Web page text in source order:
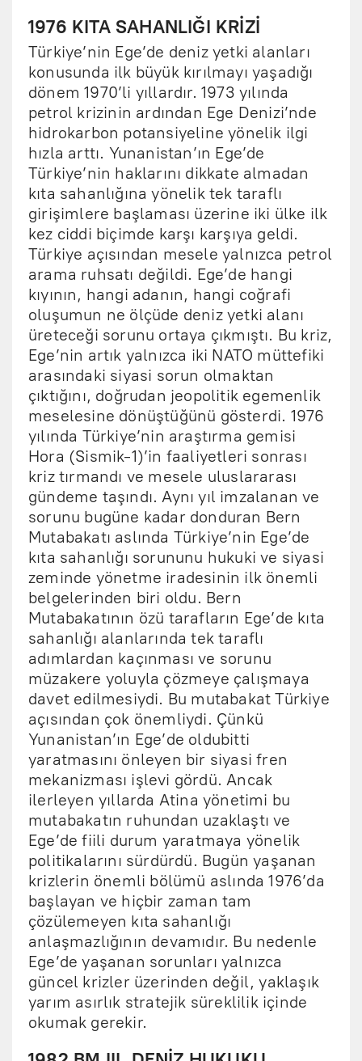
1976 KITA SAHANLIĞI KRİZİ
Türkiye’nin Ege’de deniz yetki alanları
konusunda ilk büyük kırılmayı yaşadığı
dönem 1970’li yıllardır. 1973 yılında
petrol krizinin ardından Ege Denizi’nde
hidrokarbon potansiyeline yönelik ilgi
hızla arttı. Yunanistan’ın Ege’de
Türkiye’nin haklarını dikkate almadan
kıta sahanlığına yönelik tek taraflı
girişimlere başlaması üzerine iki ülke ilk
kez ciddi biçimde karşı karşıya geldi.
Türkiye açısından mesele yalnızca petrol
arama ruhsatı değildi. Ege’de hangi
kıyının, hangi adanın, hangi coğrafi
oluşumun ne ölçüde deniz yetki alanı
üreteceği sorunu ortaya çıkmıştı. Bu kriz,
Ege’nin artık yalnızca iki NATO müttefiki
arasındaki siyasi sorun olmaktan
çıktığını, doğrudan jeopolitik egemenlik
meselesine dönüştüğünü gösterdi. 1976
yılında Türkiye’nin araştırma gemisi
Hora (Sismik-1)’in faaliyetleri sonrası
kriz tırmandı ve mesele uluslararası
gündeme taşındı. Aynı yıl imzalanan ve
sorunu bugüne kadar donduran Bern
Mutabakatı aslında Türkiye’nin Ege’de
kıta sahanlığı sorununu hukuki ve siyasi
zeminde yönetme iradesinin ilk önemli
belgelerinden biri oldu. Bern
Mutabakatının özü tarafların Ege’de kıta
sahanlığı alanlarında tek taraflı
adımlardan kaçınması ve sorunu
müzakere yoluyla çözmeye çalışmaya
davet edilmesiydi. Bu mutabakat Türkiye
açısından çok önemliydi. Çünkü
Yunanistan’ın Ege’de oldubitti
yaratmasını önleyen bir siyasi fren
mekanizması işlevi gördü. Ancak
ilerleyen yıllarda Atina yönetimi bu
mutabakatın ruhundan uzaklaştı ve
Ege’de fiili durum yaratmaya yönelik
politikalarını sürdürdü. Bugün yaşanan
krizlerin önemli bölümü aslında 1976’da
başlayan ve hiçbir zaman tam
çözülemeyen kıta sahanlığı
anlaşmazlığının devamıdır. Bu nedenle
Ege’de yaşanan sorunları yalnızca
güncel krizler üzerinden değil, yaklaşık
yarım asırlık stratejik süreklilik içinde
okumak gerekir.